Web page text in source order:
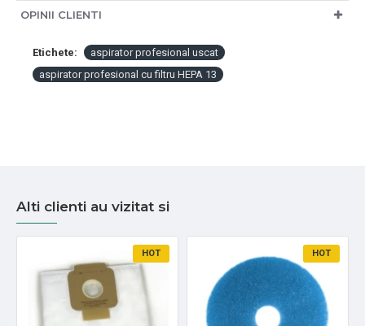
OPINII CLIENTI
Etichete:
aspirator profesional uscat
aspirator profesional cu filtru HEPA 13
Alti clienti au vizitat si
HOT HOT